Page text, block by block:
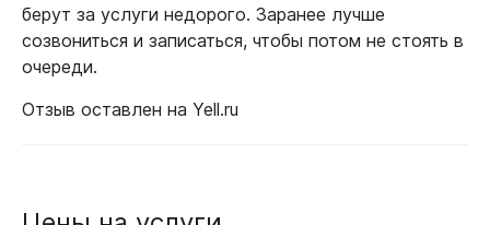
берут за услуги недорого. Заранее лучше
созвониться и записаться, чтобы потом не стоять в
очереди.
Отзыв оставлен на Yell.ru